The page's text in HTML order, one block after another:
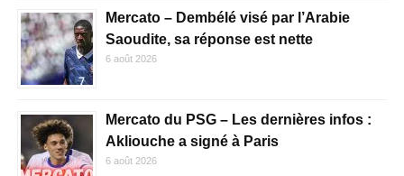
Mercato – Dembélé visé par l’Arabie
Saoudite, sa réponse est nette
6 août 2026
Mercato du PSG – Les dernières infos :
Akliouche a signé à Paris
6 août 2026